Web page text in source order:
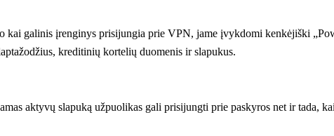
galinis įrenginys prisijungia prie VPN, jame įvykdomi kenkėjiški
kreditinių kortelių duomenis ir slapukus.
aktyvų slapuką užpuolikas gali prisijungti prie paskyros net ir tada,